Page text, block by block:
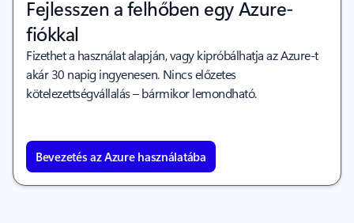
Fejlesszen a felhőben egy Azure-
fiókkal
Fizethet a használat alapján, vagy kipróbálhatja az Azure-t
akár 30 napig ingyenesen. Nincs előzetes
kötelezettségvállalás – bármikor lemondható.
Bevezetés az Azure használatába